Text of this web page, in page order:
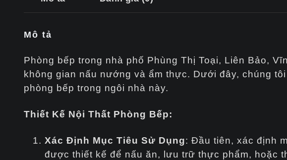
Mô tả
Phòng bếp trong nhà phố Phùng Thị Toại, Liên Bảo,
không gian nấu nướng và ẩm thực. Dưới đây, chúng
phòng bếp trong ngôi nhà này.
Thiết Kế Nội Thất Phòng Bếp:
Xác Định Mục Tiêu Sử Dụng: Đầu tiên, xác định
được thiết kế để nấu ăn, lưu trữ thực phẩm, hoặc